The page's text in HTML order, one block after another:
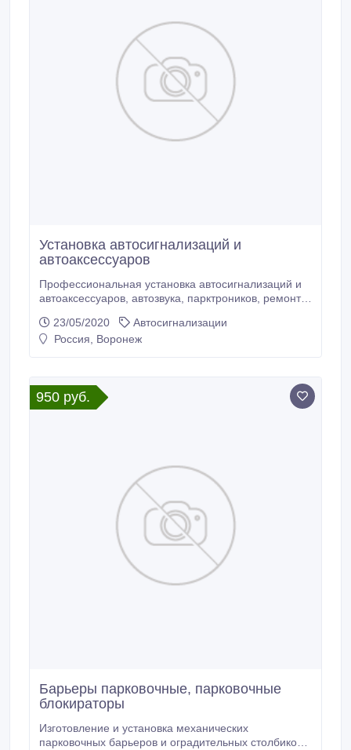
Установка автосигнализаций и
автоаксессуаров
Профессиональная установка автосигнализаций и
автоаксессуаров, автозвука, парктроников, ремонт
нашего сервисного центра: Установка
автосигнализаций. Установка автомобильной аудио
детекторов и стеклоподъемников.
23/05/2020
Автосигнализации
Россия, Воронеж
950 руб.
Барьеры парковочные, парковочные
блокираторы
Изготовление и установка механических
парковочных барьеров и оградительных столбиков,